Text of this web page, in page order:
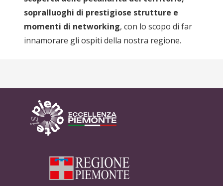
sopralluoghi di prestigiose strutture e
momenti di networking, con lo scopo di far
innamorare gli ospiti della nostra regione.